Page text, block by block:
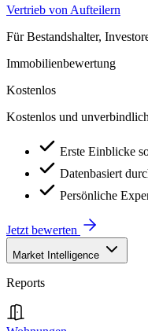
Vertrieb von Aufteilern
Für Bestandshalter,
Immobilienbewertung
Kostenlos
Kostenlos und
Erste Einblicke
Datenbasiert
Persönliche
Jetzt bewerten
Market Intelligence
Reports